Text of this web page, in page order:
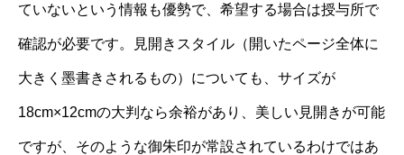
ていないという情報も優勢で、希望する場合は授与所で
確認が必要です。見開きスタイル（開いたページ全体に
大きく墨書きされるもの）についても、サイズが
18cm×12cmの大判なら余裕があり、美しい見開きが可能
ですが、そのような御朱印が常設されているわけではあ